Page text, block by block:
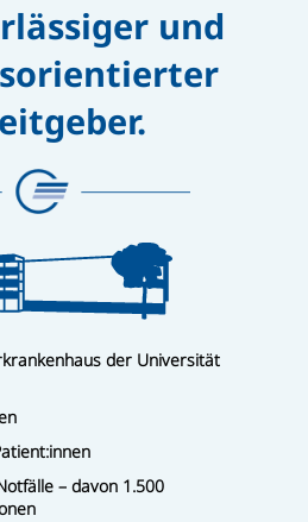
und
der Universität
– davon 1.500